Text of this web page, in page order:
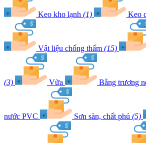
Keo kho lạnh (1) Keo
Vật liệu chống thấm (15)
(3) Vữa Bằng trương
nước PVC Sơn sàn, chất phủ (5)